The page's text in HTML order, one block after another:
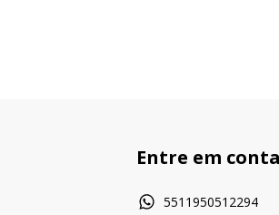
Entre em
5511950512294